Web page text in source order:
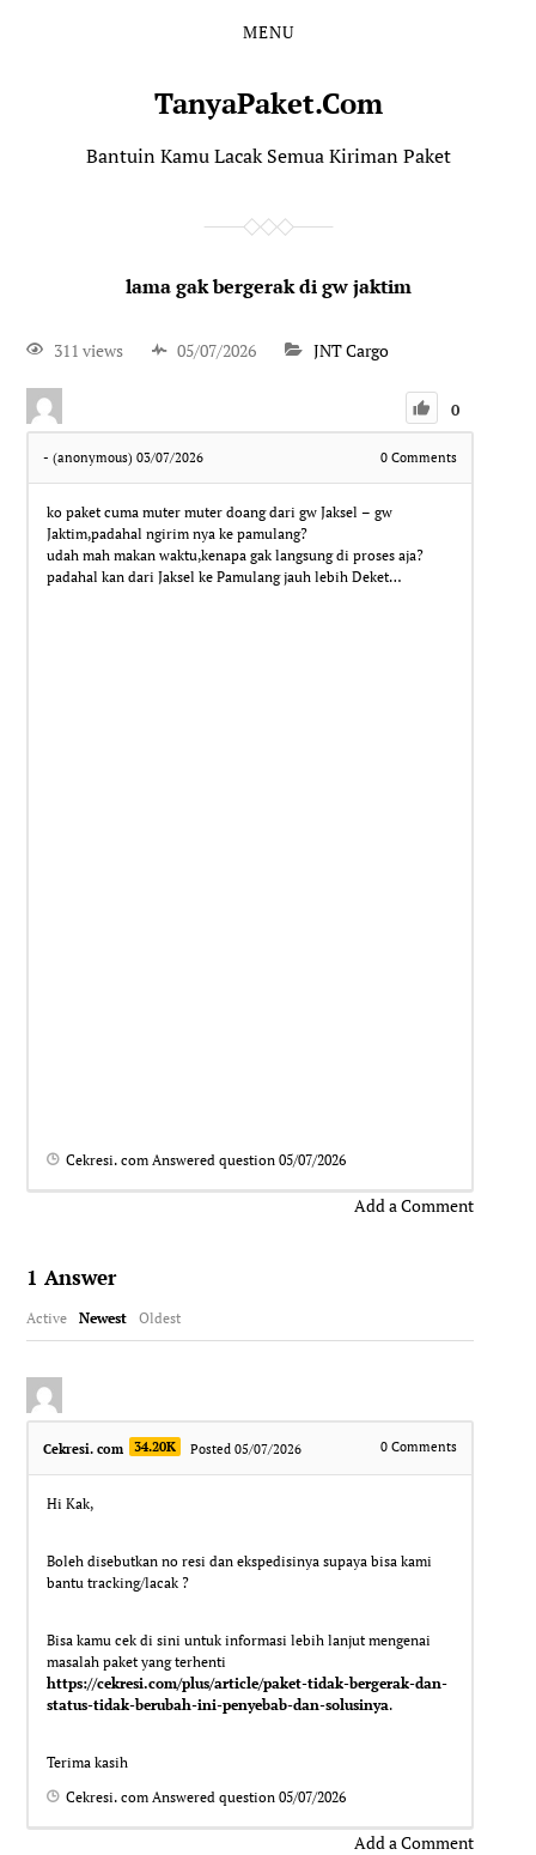
MENU
TanyaPaket.Com
Bantuin Kamu Lacak Semua Kiriman Paket
lama gak bergerak di gw jaktim
311 views 05/07/2026 JNT Cargo
0
- (anonymous)03/07/2026 0Comments
ko paket cuma muter muter doang dari gw Jaksel – gw
Jaktim,padahal ngirim nya ke pamulang?
udah mah makan waktu,kenapa gak langsung di proses aja?
padahal kan dari Jaksel ke Pamulang jauh lebih Deket…
Cekresi. com Answered question05/07/2026
Add a Comment
1 Answer
Active Newest Oldest
Cekresi. com 34.20K Posted 05/07/2026 0Comments
Hi Kak,
Boleh disebutkan no resi dan ekspedisinya supaya bisa kami
bantu tracking/lacak ?
Bisa kamu cek di sini untuk informasi lebih lanjut mengenai
masalah paket yang terhenti
https://cekresi.com/plus/article/paket-tidak-bergerak-dan-
status-tidak-berubah-ini-penyebab-dan-solusinya.
Terima kasih
Cekresi. com Answered question05/07/2026
Add a Comment